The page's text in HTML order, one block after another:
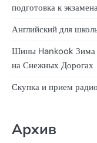
подготовка к
Английский для
Шины Hankook Зима
на Снежных Дорогах
Скупка и прием
Архив